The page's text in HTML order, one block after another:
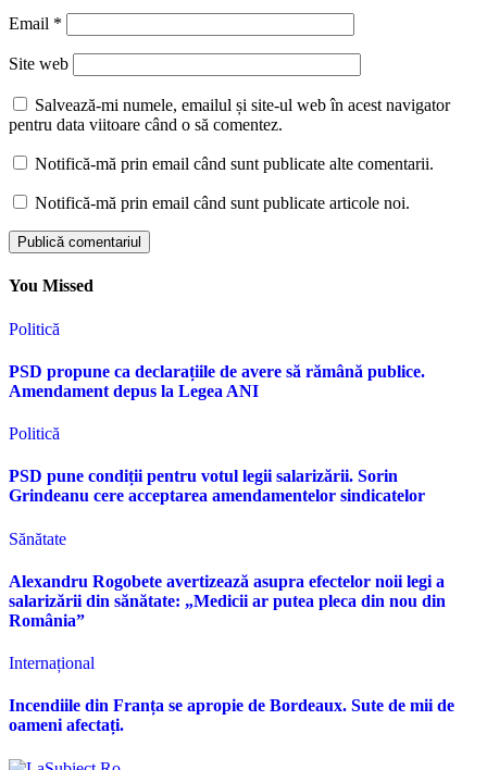
Email *
Site web
Salvează-mi numele, emailul și site-ul web în acest navigator
pentru data viitoare când o să comentez.
Notifică-mă prin email când sunt publicate alte comentarii.
Notifică-mă prin email când sunt publicate articole noi.
You Missed
Politică
PSD propune ca declarațiile de avere să rămână publice.
Amendament depus la Legea ANI
Politică
PSD pune condiții pentru votul legii salarizării. Sorin
Grindeanu cere acceptarea amendamentelor sindicatelor
Sănătate
Alexandru Rogobete avertizează asupra efectelor noii legi a
salarizării din sănătate: „Medicii ar putea pleca din nou din
România”
Internațional
Incendiile din Franța se apropie de Bordeaux. Sute de mii de
oameni afectați.